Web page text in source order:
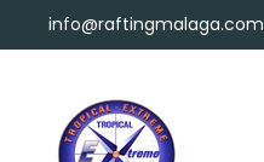
info@raftingmalaga.com